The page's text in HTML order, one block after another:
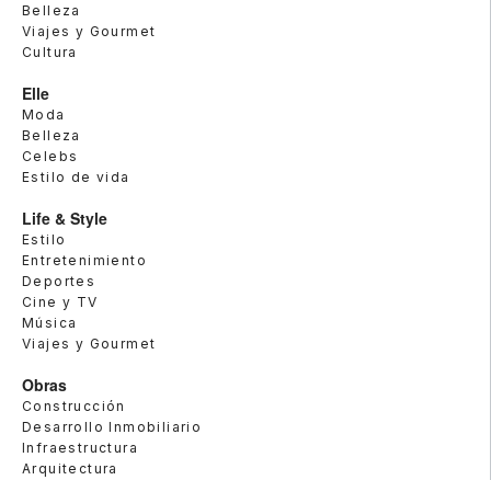
Belleza
Viajes y Gourmet
Cultura
Elle
Moda
Belleza
Celebs
Estilo de vida
Life & Style
Estilo
Entretenimiento
Deportes
Cine y TV
Música
Viajes y Gourmet
Obras
Construcción
Desarrollo Inmobiliario
Infraestructura
Arquitectura